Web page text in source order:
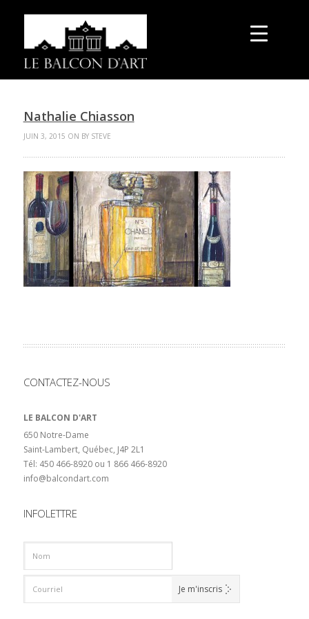
Nathalie Chiasson
JUIN 3, 2015 ON BY STEVE
CONTACTEZ-NOUS
LE BALCON D'ART
650 Notre-Dame
Saint-Lambert, Québec, J4P 2L1
Tél: 450 466-8920 ou 1 866 466-8920
info@balcondart.com
INFOLETTRE